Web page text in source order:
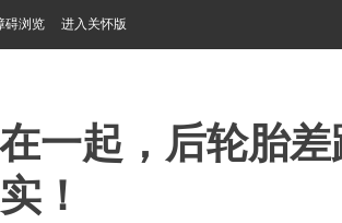
碍浏览 进入关怀版
一起，后轮胎
！